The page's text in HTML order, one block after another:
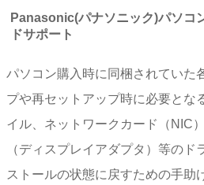
Panasonic(パナソニック)パソコ
ドサポート
パソコン購入時に同梱されていた
プや再セットアップ時に必要とな
イル、ネットワークカード（NIC
（ディスプレイアダプタ）等の
ストールの状態に戻すための手助